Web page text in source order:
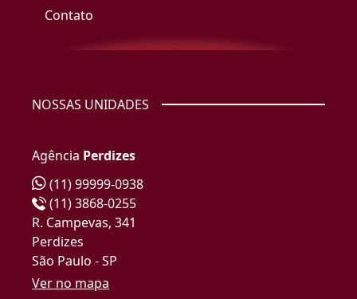
Contato
NOSSAS UNIDADES
Agência Perdizes
(11) 99999-0938
(11) 3868-0255
R. Campevas, 341
Perdizes
São Paulo - SP
Ver no mapa